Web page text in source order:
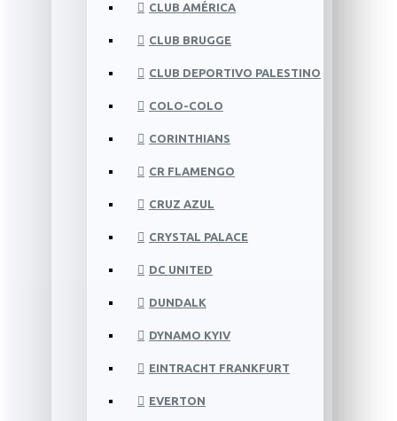
CLUB AMÉRICA
CLUB BRUGGE
CLUB DEPORTIVO PALESTINO
COLO-COLO
CORINTHIANS
CR FLAMENGO
CRUZ AZUL
CRYSTAL PALACE
DC UNITED
DUNDALK
DYNAMO KYIV
EINTRACHT FRANKFURT
EVERTON